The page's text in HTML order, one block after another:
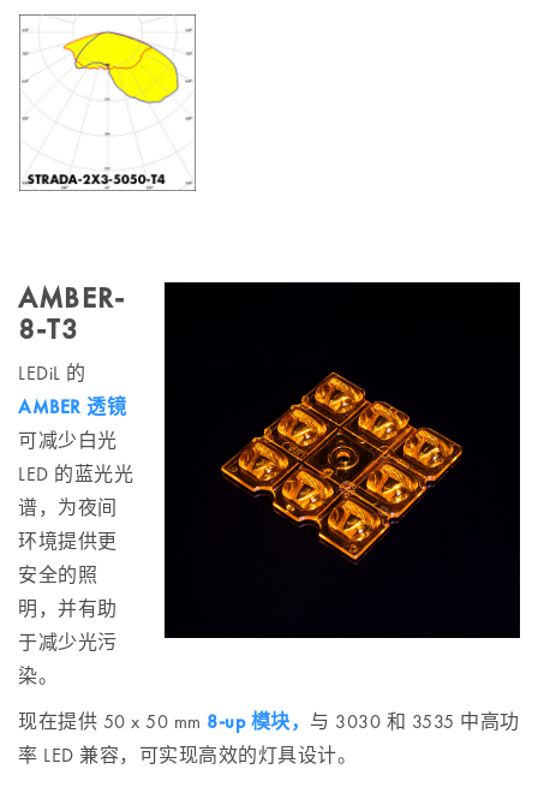
AMBER-
8-T3
LEDiL 的
AMBER 透镜
可减少白光
LED 的蓝光光
谱，为夜间
环境提供更
安全的照
明，并有助
于减少光污
染。
现在提供 50 x 50 mm 8-up 模块， 与 3030 和 3535 中高功
率 LED 兼容，可实现高效的灯具设计。